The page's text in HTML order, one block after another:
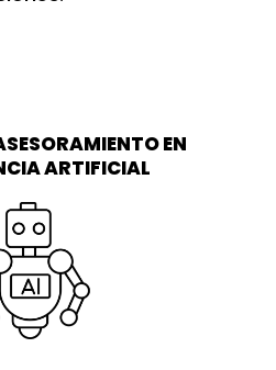
EN
ARTIFICIAL